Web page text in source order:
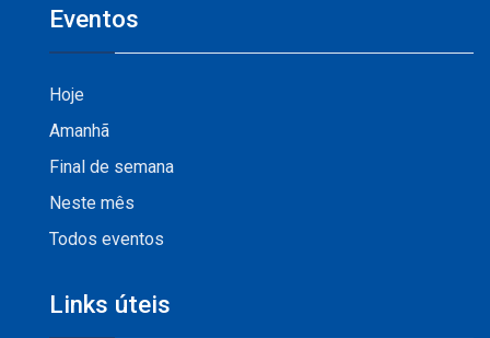
Eventos
Hoje
Amanhã
Final de semana
Neste mês
Todos eventos
Links úteis